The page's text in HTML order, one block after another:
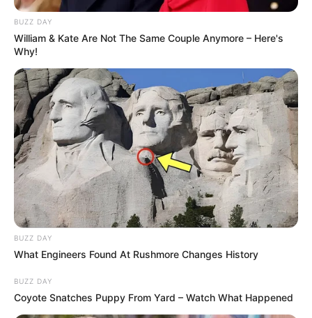
BUZZ DAY
William & Kate Are Not The Same Couple Anymore – Here's
Why!
BUZZ DAY
What Engineers Found At Rushmore Changes History
BUZZ DAY
Coyote Snatches Puppy From Yard – Watch What Happened